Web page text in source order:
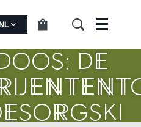
Menu
ALS
DE